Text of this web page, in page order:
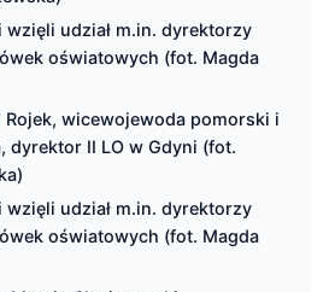
udział m.in. dyrektorzy
oświatowych (fot. Magda
Rojek, wicewojewoda pomorski i
dyrektor II LO w Gdyni (fot.
udział m.in. dyrektorzy
oświatowych (fot. Magda